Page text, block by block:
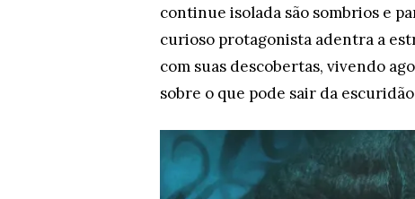
continue isolada são sombrios e
curioso protagonista adentra a
com suas descobertas, vivendo
sobre o que pode sair da